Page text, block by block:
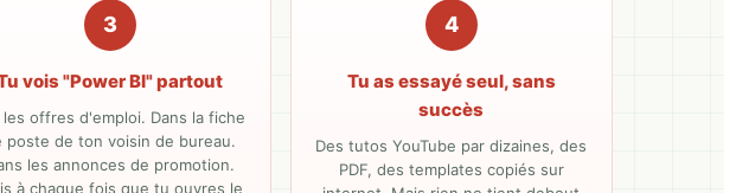
3
vois "Power BI" partout
les offres d'emploi. Dans la fiche
poste de ton voisin de bureau.
les annonces de promotion.
à chaque fois que tu ouvres le
4
Tu as essayé seul, sans
succès
Des tutos YouTube par dizaines, des
PDF, des templates copiés sur